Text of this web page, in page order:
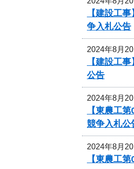
【建設工
争入札公告
2024年8月
【建設工
公告
2024年8月
【東農工
競争入札公
2024年8月
【東農工